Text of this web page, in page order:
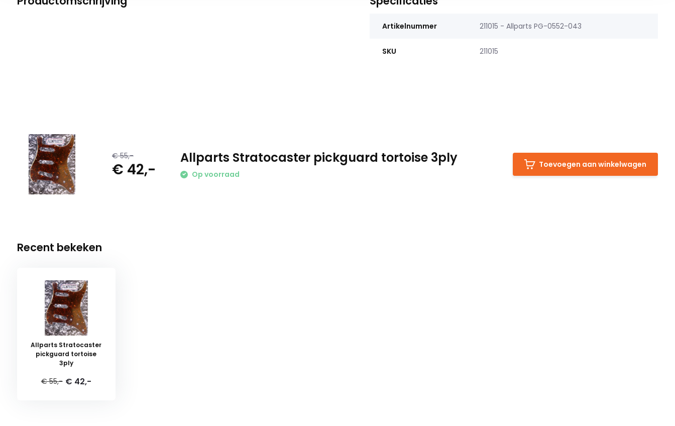
Artikelnummer 211015 - Allparts PG-0552-043
SKU 211015
€ 55,-
€ 42,-
Allparts Stratocaster pickguard tortoise 3ply
Op voorraad
Toevoegen aan winkelwagen
Recent bekeken
Allparts Stratocaster
pickguard tortoise
3ply
€ 55,- € 42,-